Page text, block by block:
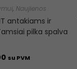
, Naujienos
antakiams ir
pilka spalva
su PVM